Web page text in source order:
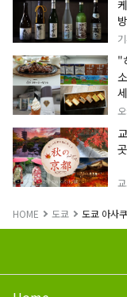
"
곳
HOME 도쿄 도쿄 아사